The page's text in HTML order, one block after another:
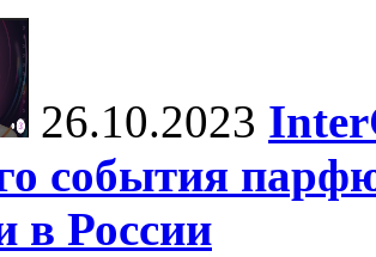
26.10.2023
события
в России